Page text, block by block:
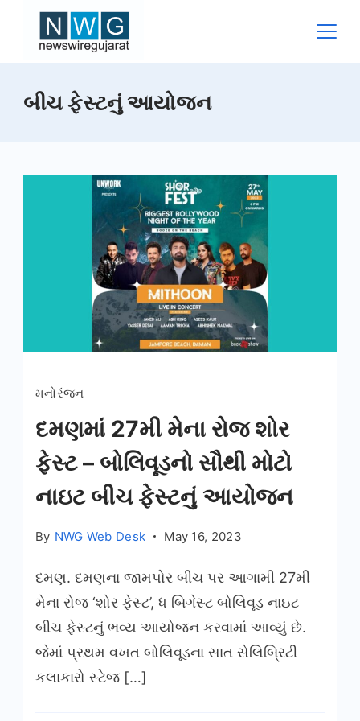
Wire
બીચ ફેસ્ટનું આયોજન
મનોરંજન
દમણમાં 27મી મેના રોજ શોર
ફેસ્ટ – બોલિવૂડનો સૌથી મોટો
નાઇટ બીચ ફેસ્ટનું આયોજન
By NWG Web Desk May 16, 2023
દમણ. દમણના જામપોર બીચ પર આગામી 27મી
મેના રોજ ‘શોર ફેસ્ટ’, ધ બિગેસ્ટ બોલિવૂડ નાઇટ
બીચ ફેસ્ટનું ભવ્ય આયોજન કરવામાં આવ્યું છે.
જેમાં પ્રથમ વખત બોલિવૂડના સાત સેલિબ્રિટી
કલાકારો સ્ટેજ […]